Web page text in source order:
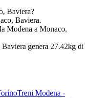
Baviera?
Baviera.
Modena a Monaco,
genera 27.42kg di
Treni Modena -